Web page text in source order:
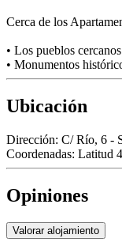
Cerca de los
• Los pueblos
• Monumentos
Ubicación
Dirección: C/ Río, 6 -
Coordenadas: Latitud
Opiniones
Valorar alojamiento